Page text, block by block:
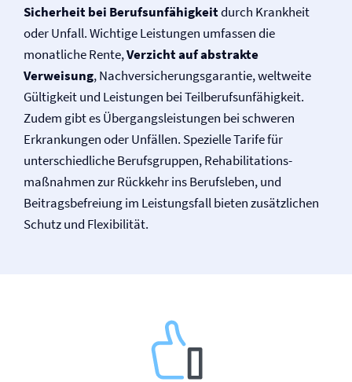
Sicherheit bei Berufs­unfähigkeitdurch Krankheit
oder Unfall. Wichtige Leistungen umfassen die
monatliche Rente,Verzicht auf abstrakte
Verweisung, Nach­versicherungsgarantie, weltweite
Gültigkeit und Leistungen bei Teilberufsunfähigkeit.
Zudem gibt es Übergangsleistungen bei schweren
Erkrankungen oder Unfällen. Spezielle Tarife für
unterschiedliche Berufsgruppen, Rehabilitations­
maßnahmen zur Rückkehr ins Berufsleben, und
Beitragsbefreiung im Leistungsfall bieten zusätzlichen
Schutz und Flexibilität.